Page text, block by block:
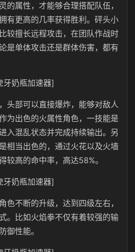
的属性，才能够合理搭配队伍，
有更高的几率获得胜利。砰头小
较擅长远程攻击，在团队作战时
是单体攻击还是群体伤害，都有
牙奶瓶加速器]
头部可以直接爆炸，能够对敌人
为出色的火属性角色，一技能是
入混乱状态并完成持续输出。另
相当出色的，通过火花以及火墙
较高的命中率，高达58%。
牙奶瓶加速器]
色不断的升级，达到四级左右，
。比如火焰拳不仅有着较强的输
御性能。